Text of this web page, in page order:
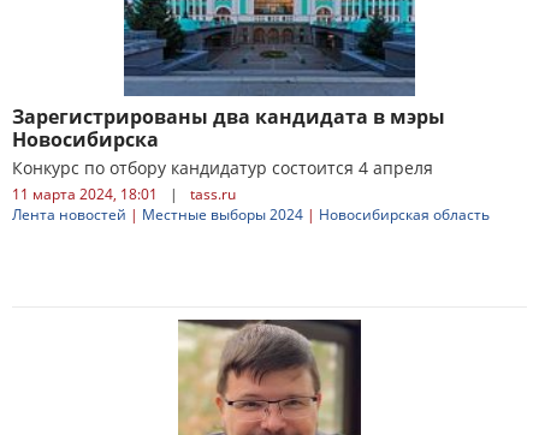
Зарегистрированы два кандидата в мэры
Новосибирска
Конкурс по отбору кандидатур состоится 4 апреля
11 марта 2024, 18:01 |
tass.ru
Лента новостей | Местные выборы 2024 | Новосибирская область